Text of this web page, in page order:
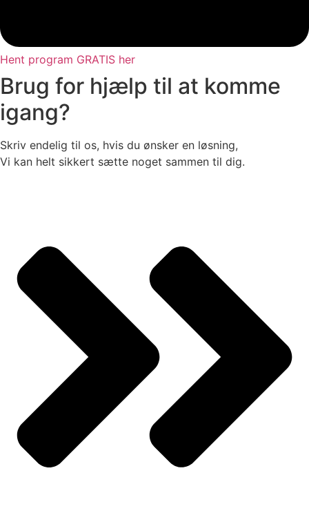
Hent program GRATIS her
Brug for hjælp til at komme
igang?
Skriv endelig til os, hvis du ønsker en løsning,
Vi kan helt sikkert sætte noget sammen til dig.